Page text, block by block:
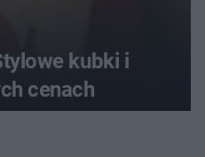
kubki i
cenach